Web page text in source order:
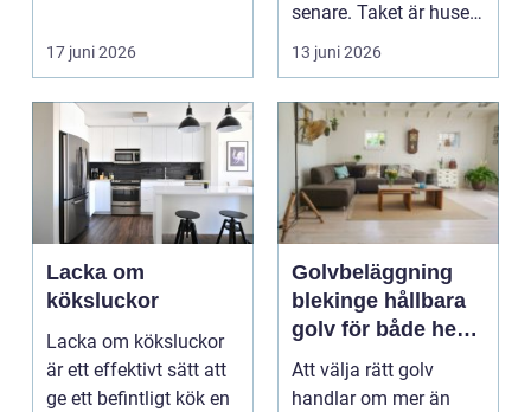
17 juni 2026
senare. Taket är husets
viktiga...
13 juni 2026
Lacka om
köksluckor
Lacka om köksluckor
är ett effektivt sätt att
ge ett befintligt kök en
Golvbeläggning
blekinge hållbara
golv för både hem
och företag
Att välja rätt golv
handlar om mer än